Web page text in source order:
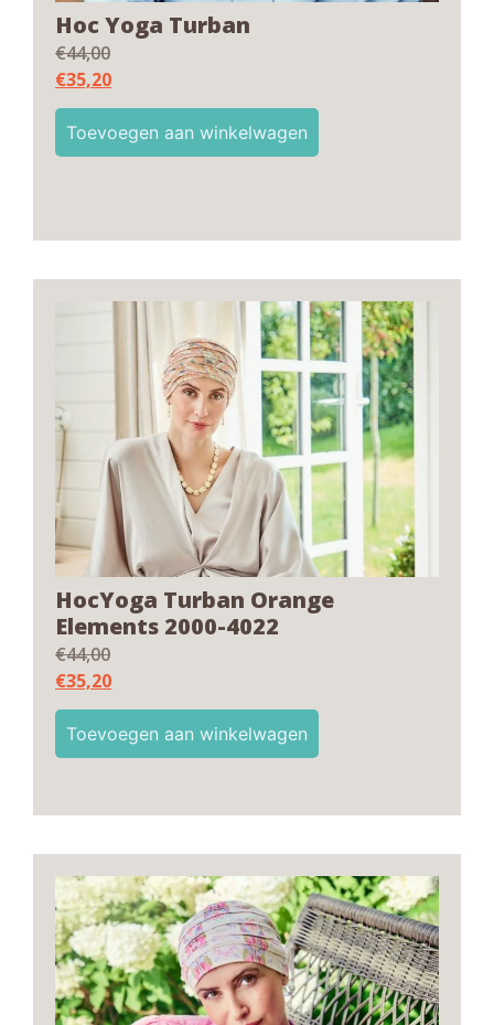
Hoc Yoga Turban
€44,00
€35,20
Toevoegen aan winkelwagen
HocYoga Turban Orange
Elements 2000-4022
€44,00
€35,20
Toevoegen aan winkelwagen